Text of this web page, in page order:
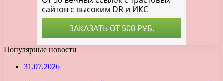
Популярные новости
31.07.2026